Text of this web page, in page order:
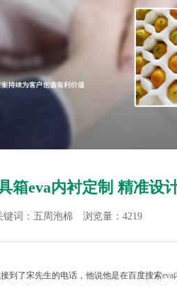
箱eva内衬定制 精准设
键词：五周泡棉 浏览量：4219
到了宋先生的电话，他说他是在百度搜索eva